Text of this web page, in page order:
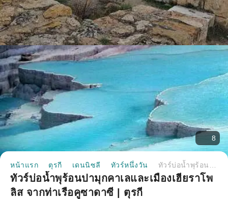
8
หน้าแรก ตุรกี เดนนิซลี ทัวร์หนึ่งวัน
ทัวร์บ่อน้ำพุร้อนปามุกคาเลและเมืองเฮียราโพ
ลิส จากท่าเรือคูซาดาซี | ตุรกี